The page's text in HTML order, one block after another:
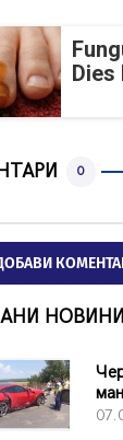
Dies
0
НОВИНИ